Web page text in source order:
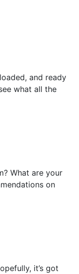
and ready
what all the
What are your
on
it’s got